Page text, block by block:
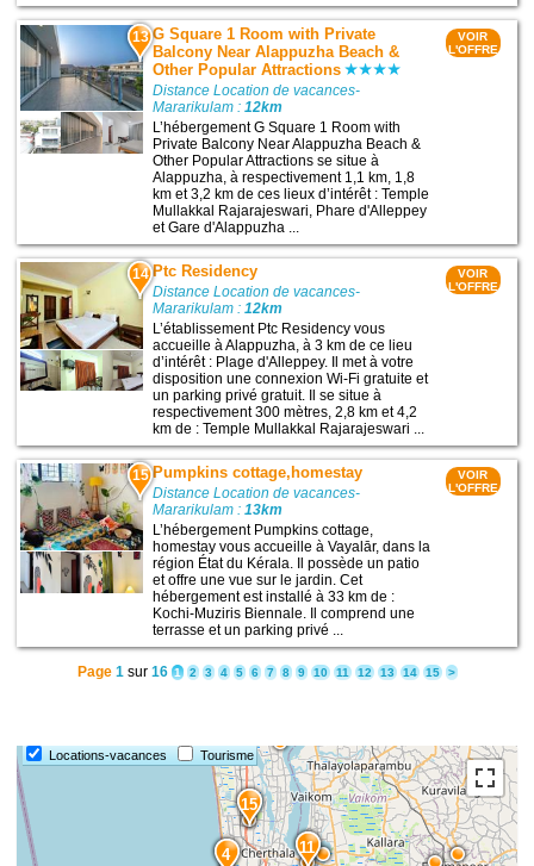
13 G Square 1 Room with Private
Balcony Near Alappuzha Beach &
Other Popular Attractions
Distance Location de vacances-
Mararikulam :12km
L’hébergement G Square 1 Room with
Private Balcony Near Alappuzha Beach &
Other Popular Attractions se situe à
Alappuzha, à respectivement 1,1 km, 1,8
km et 3,2 km de ces lieux d’intérêt : Temple
Mullakkal Rajarajeswari, Phare d'Alleppey
et Gare d'Alappuzha ...
VOIR
L'OFFRE
14 Ptc Residency
Distance Location de vacances-
Mararikulam :12km
L’établissement Ptc Residency vous
accueille à Alappuzha, à 3 km de ce lieu
d’intérêt : Plage d'Alleppey. Il met à votre
disposition une connexion Wi-Fi gratuite et
un parking privé gratuit. Il se situe à
respectivement 300 mètres, 2,8 km et 4,2
km de : Temple Mullakkal Rajarajeswari ...
VOIR
L'OFFRE
15 Pumpkins cottage,homestay
Distance Location de vacances-
Mararikulam :13km
L’hébergement Pumpkins cottage,
homestay vous accueille à Vayalār, dans la
région État du Kérala. Il possède un patio
et offre une vue sur le jardin. Cet
hébergement est installé à 33 km de :
Kochi-Muziris Biennale. Il comprend une
terrasse et un parking privé ...
VOIR
L'OFFRE
Page 1sur 16 1 2 3 4 5 6 7 8 9 10 11 12 13 14 15 >
Locations-vacances Tourisme
15
11
4